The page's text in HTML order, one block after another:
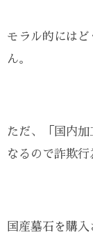
モラル的には
ん。
ただ、「国内
なるので詐欺行
国産墓石を購